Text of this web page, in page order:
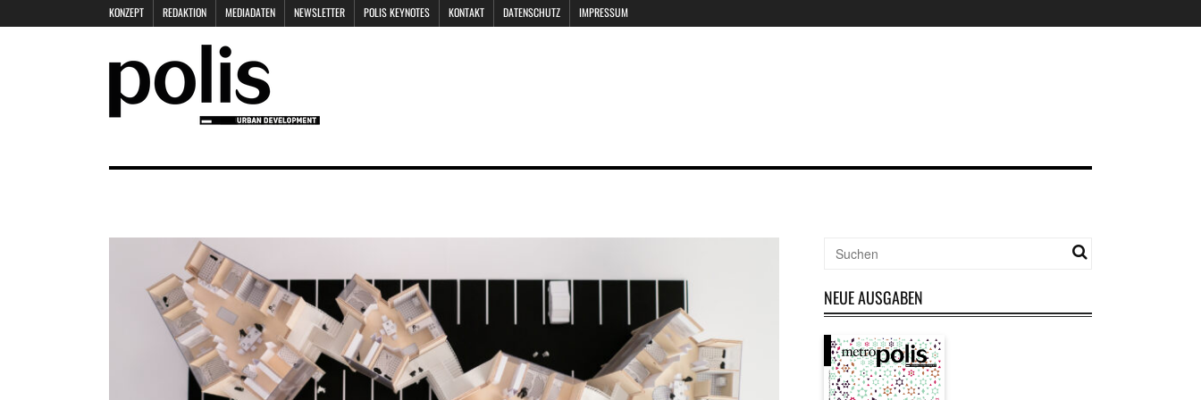
KONZEPT REDAKTION MEDIADATEN NEWSLETTER POLIS KEYNOTES KONTAKT DATENSCHUTZ IMPRESSUM
NEUE AUSGABEN